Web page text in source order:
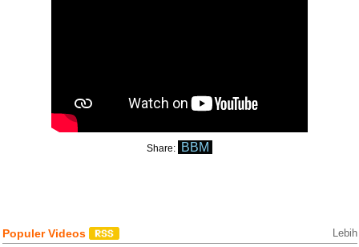
Share: BBM
Populer Videos Lebih